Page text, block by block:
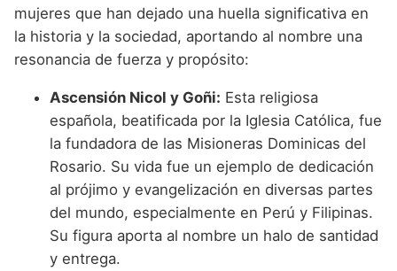
mujeres que han dejado una huella significativa en
la historia y la sociedad, aportando al nombre una
resonancia de fuerza y propósito:
Ascensión Nicol y Goñi: Esta religiosa
española, beatificada por la Iglesia Católica, fue
la fundadora de las Misioneras Dominicas del
Rosario. Su vida fue un ejemplo de dedicación
al prójimo y evangelización en diversas partes
del mundo, especialmente en Perú y Filipinas.
Su figura aporta al nombre un halo de santidad
y entrega.